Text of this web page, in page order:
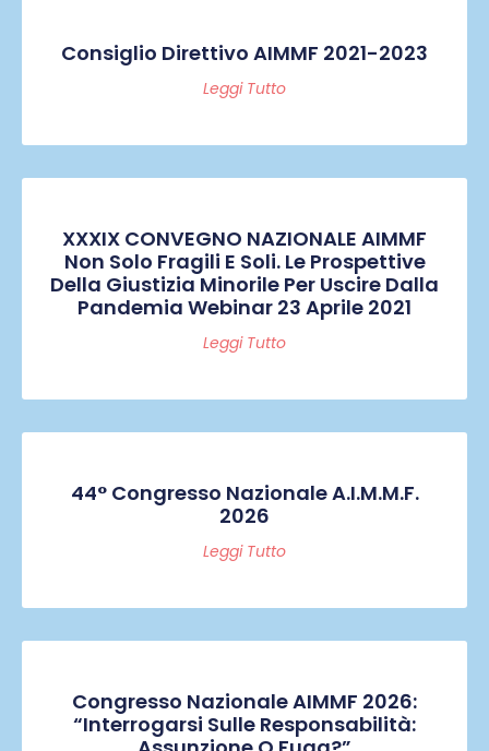
Consiglio Direttivo AIMMF 2021-2023
Leggi Tutto
XXXIX CONVEGNO NAZIONALE AIMMF
Non Solo Fragili E Soli. Le Prospettive
Della Giustizia Minorile Per Uscire Dalla
Pandemia Webinar 23 Aprile 2021
Leggi Tutto
44° Congresso Nazionale A.I.M.M.F.
2026
Leggi Tutto
Congresso Nazionale AIMMF 2026:
“Interrogarsi Sulle Responsabilità: